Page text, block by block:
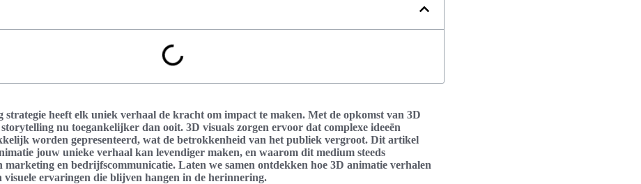
heeft elk uniek verhaal de kracht om impact te maken. Met de opkomst van 3D
nu toegankelijker dan ooit. 3D visuals zorgen ervoor dat complexe ideeën
worden gepresenteerd, wat de betrokkenheid van het publiek vergroot. Dit artikel
jouw unieke verhaal kan levendiger maken, en waarom dit medium steeds
en bedrijfscommunicatie. Laten we samen ontdekken hoe 3D animatie verhalen
ervaringen die blijven hangen in de herinnering.